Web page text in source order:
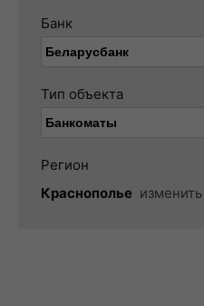
Банк
Тип объекта
Регион
Краснополье изменить